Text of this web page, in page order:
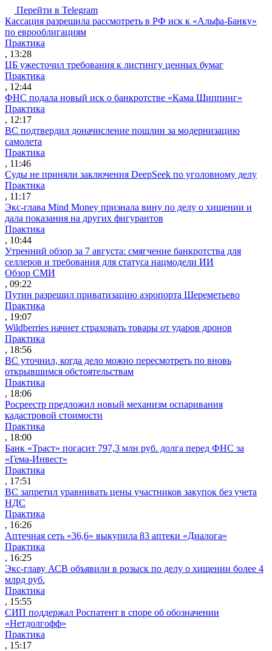
Перейти в Telegram
Кассация разрешила рассмотреть в РФ иск к «Альфа-Банку»
по еврооблигациям
Практика
, 13:28
ЦБ ужесточил требования к листингу ценных бумаг
Практика
, 12:44
ФНС подала новый иск о банкротстве «Кама Шиппинг»
Практика
, 12:17
ВС подтвердил доначисление пошлин за модернизацию
самолета
Практика
, 11:46
Суды не приняли заключения DeepSeek по уголовному делу
Практика
, 11:17
Экс-глава Mind Money признала вину по делу о хищении и
дала показания на других фигурантов
Практика
, 10:44
Утренний обзор за 7 августа: смягчение банкротства для
селлеров и требования для статуса нацмодели ИИ
Обзор СМИ
, 09:22
Путин разрешил приватизацию аэропорта Шереметьево
Практика
, 19:07
Wildberries начнет страховать товары от ударов дронов
Практика
, 18:56
ВС уточнил, когда дело можно пересмотреть по вновь
открывшимся обстоятельствам
Практика
, 18:06
Росреестр предложил новый механизм оспаривания
кадастровой стоимости
Практика
, 18:00
Банк «Траст» погасит 797,3 млн руб. долга перед ФНС за
«Гема-Инвест»
Практика
, 17:51
ВС запретил уравнивать цены участников закупок без учета
НДС
Практика
, 16:26
Аптечная сеть «36,6» выкупила 83 аптеки «Диалога»
Практика
, 16:25
Экс-главу АСВ объявили в розыск по делу о хищении более 4
млрд руб.
Практика
, 15:55
СИП поддержал Роспатент в споре об обозначении
«Нетдолгофф»
Практика
, 15:17